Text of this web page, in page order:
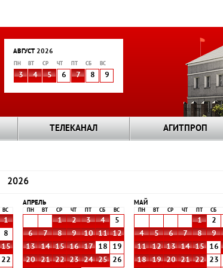
АВГУСТ 2026
ПН ВТ СР ЧТ СБ ВС
3 4 5 6 7 8 9
ТЕЛЕКАНАЛ АГИТПРОП
2026
ВС
1
8
15
22
АПРЕЛЬ
ПН ВТ СР ЧТ СБ ВС
1 2 3 4
5
6
7 8 9 10 11
12
13
14 15 16 17 18
19
20
21 22 23 24 25
26
МАЙ
ПН ВТ СР ЧТ СБ
1 2
4
5 6 7 8 9
11
12 13 14 15 16
18
19 20 21 22 23